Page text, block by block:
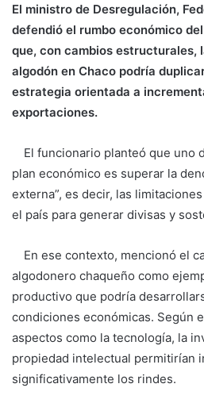
El ministro de Desregulación,
defendió el rumbo económico
que, con cambios estructurales,
algodón en Chaco podría
estrategia orientada a
exportaciones.
El funcionario planteó que uno
plan económico es superar la
externa”, es decir, las
el país para generar divisas y
En ese contexto, mencionó el
algodonero chaqueño como
productivo que podría
condiciones económicas. Según
aspectos como la tecnología, la
propiedad intelectual permitirían
significativamente los rindes.